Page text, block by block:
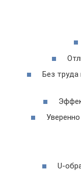
Без
U-